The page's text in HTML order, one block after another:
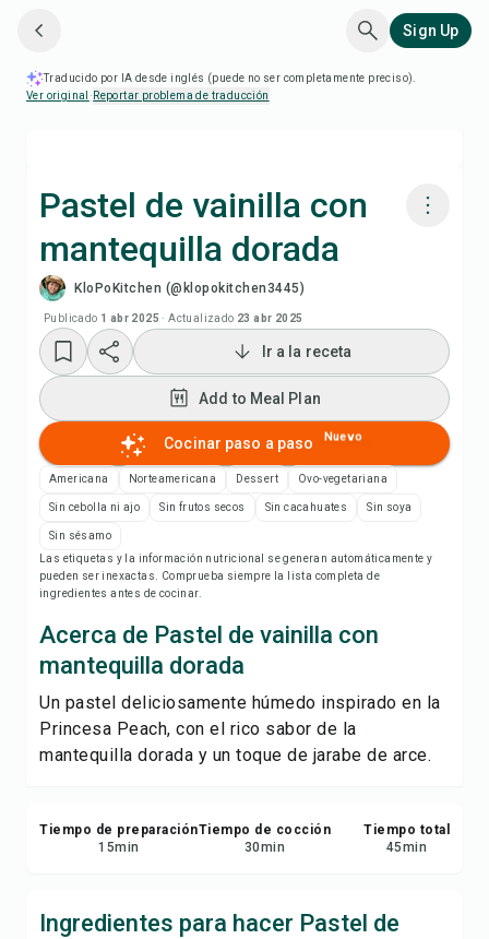
Sign Up
Traducido por IA desde inglés (puede no ser completamente preciso).
Ver original · Reportar problema de traducción
Pastel de vainilla con
mantequilla dorada
KloPoKitchen (@klopokitchen3445)
Publicado 1 abr 2025 ·Actualizado 23 abr 2025
Cocinar con Chefadora AI
Ver video de la receta
Add to Meal Plan
Add to Shopping List
Imprimir receta
Compartir
Reportar
Ir a la receta
Add to Meal Plan
Cocinar paso a paso Nuevo
Americana Norteamericana Dessert Ovo-vegetariana
Sin cebolla ni ajo Sin frutos secos Sin cacahuates Sin soya
Sin sésamo
Las etiquetas y la información nutricional se generan automáticamente y
pueden ser inexactas. Comprueba siempre la lista completa de
ingredientes antes de cocinar.
Acerca de Pastel de vainilla con
mantequilla dorada
Un pastel deliciosamente húmedo inspirado en la
Princesa Peach, con el rico sabor de la
mantequilla dorada y un toque de jarabe de arce.
Tiempo de preparación
15min
Tiempo de cocción
30min
Tiempo total
45min
Ingredientes para hacer Pastel de